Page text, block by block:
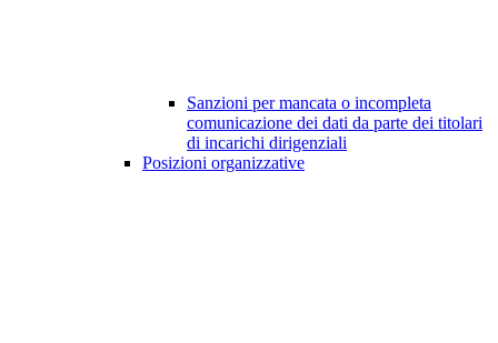
Sanzioni per mancata o incompleta
comunicazione dei dati da parte dei titolari
di incarichi dirigenziali
Posizioni organizzative